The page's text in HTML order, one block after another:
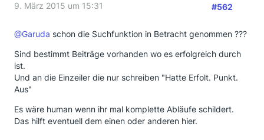
9. März 2015 um 15:31 #562
@Garuda schon die Suchfunktion in Betracht genommen ???
Sind bestimmt Beiträge vorhanden wo es erfolgreich durch
ist.
Und an die Einzeiler die nur schreiben "Hatte Erfolt. Punkt.
Aus"
Es wäre human wenn ihr mal komplette Abläufe schildert.
Das hilft eventuell dem einen oder anderen hier.